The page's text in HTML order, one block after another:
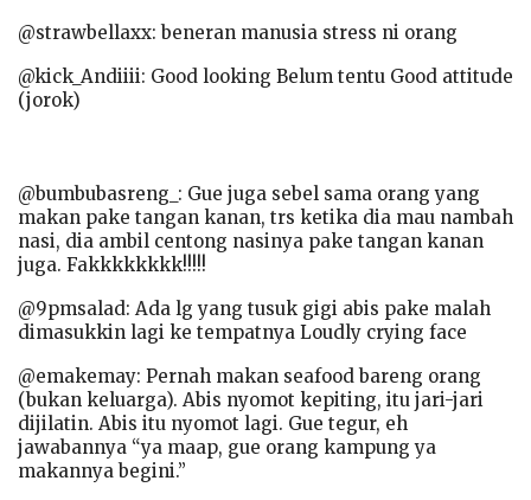
@strawbellaxx: beneran manusia stress ni orang
@kick_Andiiii: Good looking Belum tentu Good attitude
(jorok)
@bumbubasreng_: Gue juga sebel sama orang yang
makan pake tangan kanan, trs ketika dia mau nambah
nasi, dia ambil centong nasinya pake tangan kanan
juga. Fakkkkkkkk!!!!!
@9pmsalad: Ada lg yang tusuk gigi abis pake malah
dimasukkin lagi ke tempatnya Loudly crying face
@emakemay: Pernah makan seafood bareng orang
(bukan keluarga). Abis nyomot kepiting, itu jari-jari
dijilatin. Abis itu nyomot lagi. Gue tegur, eh
jawabannya “ya maap, gue orang kampung ya
makannya begini.”